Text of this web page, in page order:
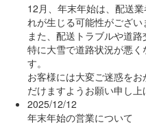
12月、年末年始は、配送
れが生じる可能性がござい
また、配送トラブルや道路
特に大雪で道路状況が悪
す。
お客様には大変ご迷惑を
だけますようお願い申し上
2025/12/12
年末年始の営業について